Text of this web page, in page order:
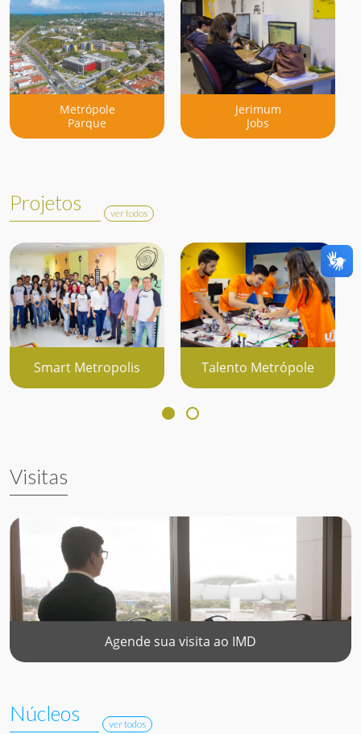
Metrópole
Parque
Jerimum
Jobs
Projetos ver todos
Smart Metropolis Talento Metrópole
Visitas
Agende sua visita ao IMD
Núcleos ver todos